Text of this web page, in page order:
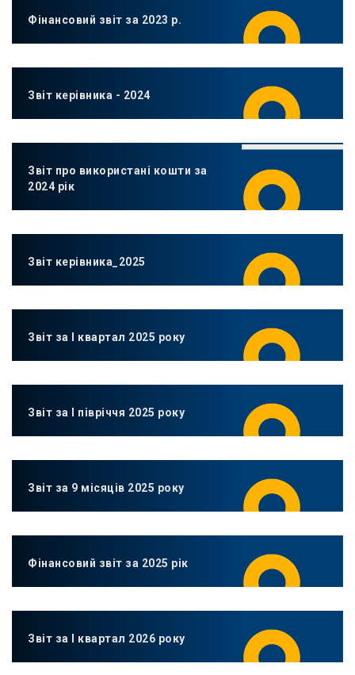
Фінансовий звіт за 2023 р.
Звіт керівника - 2024
Звіт про використані кошти за
2024 рік
Звіт керівника_2025
Звіт за І квартал 2025 року
Звіт за І півріччя 2025 року
Звіт за 9 місяців 2025 року
Фінансовий звіт за 2025 рік
Звіт за І квартал 2026 року